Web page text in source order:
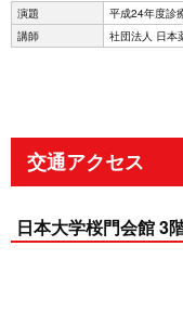
演題
平成24年度診
講師
社団法人 日
交通アクセス
日本大学桜門会館 3